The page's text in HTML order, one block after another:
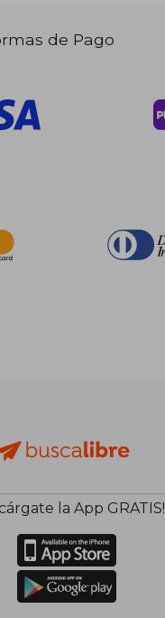
de Pago
la App GRATIS!